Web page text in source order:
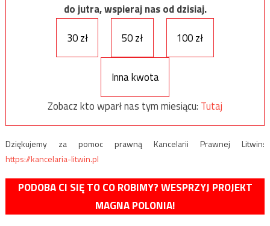
do jutra, wspieraj nas od dzisiaj.
30 zł
50 zł 100 zł
Inna kwota
Zobacz kto wparł nas tym miesiącu: Tutaj
Dziękujemy za pomoc prawną Kancelarii Prawnej Litwin:
https://kancelaria-litwin.pl
PODOBA CI SIĘ TO CO ROBIMY? WESPRZYJ PROJEKT
MAGNA POLONIA!